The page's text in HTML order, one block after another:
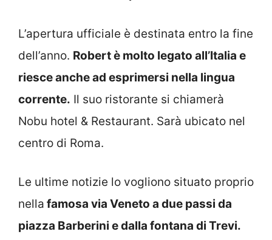
L’apertura ufficiale è destinata entro la fine
dell’anno. Robert è molto legato all’Italia e
riesce anche ad esprimersi nella lingua
corrente. Il suo ristorante si chiamerà
Nobu hotel & Restaurant. Sarà ubicato nel
centro di Roma.
Le ultime notizie lo vogliono situato proprio
nella famosa via Veneto a due passi da
piazza Barberini e dalla fontana di Trevi.